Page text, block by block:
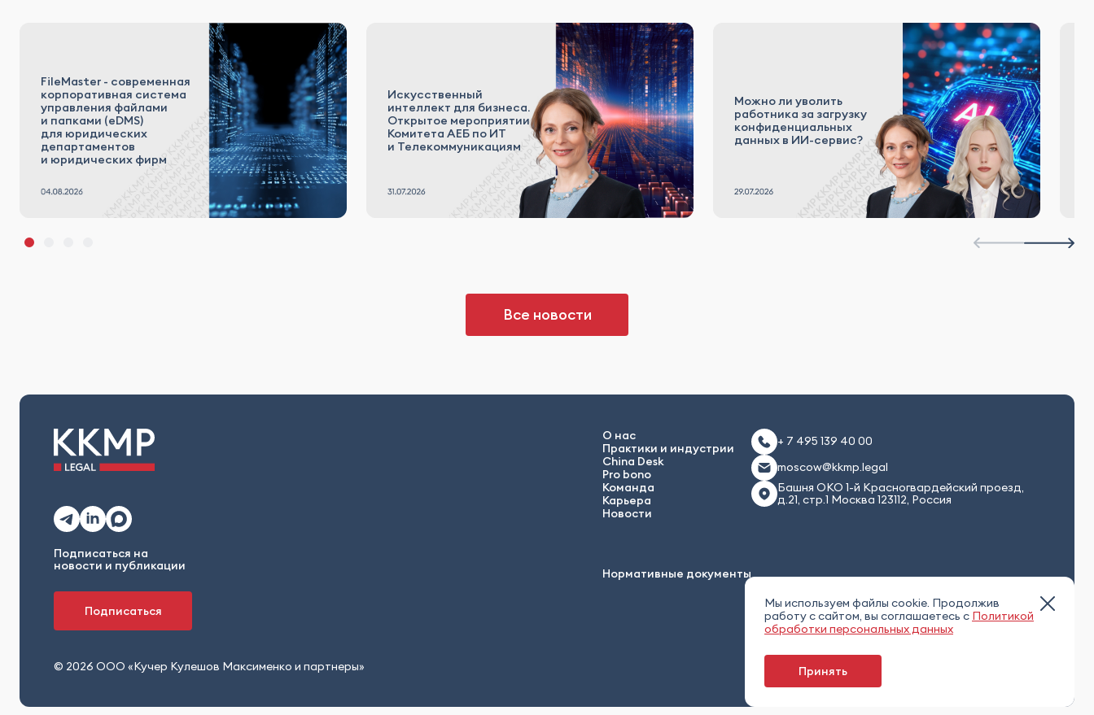
FileMaster - современная
корпоративная система
управления файлами
и папками (eDMS)
для юридических
департаментов
и юридических фирм
Искусственный
интеллект для бизнеса.
Открытое мероприятии
Комитета АЕБ по ИТ
и Телекоммуникациям
Можно ли уволить
работника за загрузку
конфиденциальных
данных в ИИ-сервис?
Все новости
Мы используем файлы cookie. Продолжив
работу с сайтом, вы соглашаетесь с Политикой
обработки персональных данных
Принять
Подписаться на
новости и публикации
Подписаться
О нас
Практики и индустрии
China Desk
Pro bono
Команда
Карьера
Новости
Нормативные документы
+ 7 495 139 40 00
moscow@kkmp.legal
Башня ОКО 1-й Красногвардейский проезд,
д.21, стр.1 Москва 123112, Россия
© 2026 ООО «Кучер Кулешов Максименко и партнеры»